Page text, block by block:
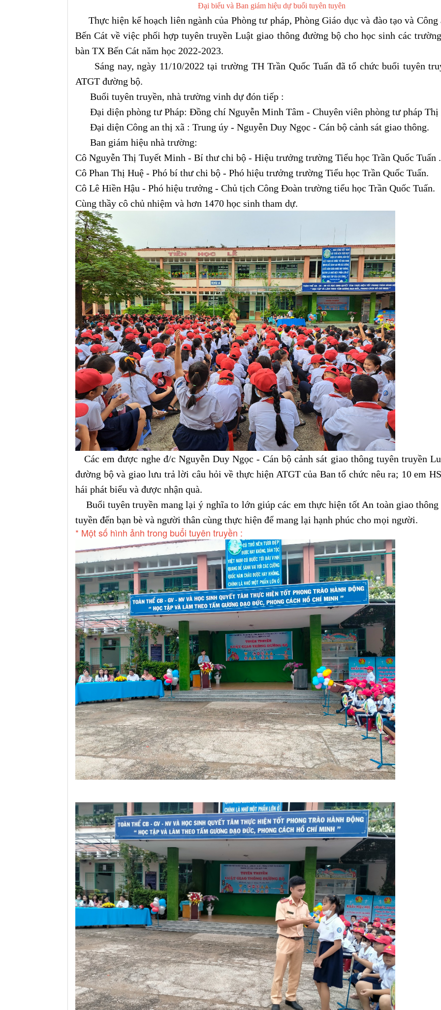
Đại biểu và Ban giám hiệu dự buổi tuyên tuyên
Thực hiện kế hoạch liên ngành của Phòng tư pháp, Phòng Giáo dục và đào tạo và Công
Bến Cát về việc phối hợp tuyên truyền Luật giao thông đường bộ cho học sinh các
bàn TX Bến Cát năm học 2022-2023.
Sáng nay, ngày 11/10/2022 tại trường TH Trần Quốc Tuấn đã tổ chức buổi tuyên
ATGT đường bộ.
Buổi tuyên truyền, nhà trường vinh dự đón tiếp :
Đại diện phòng tư Pháp: Đồng chí Nguyễn Minh Tâm - Chuyên viên phòng tư pháp Thị
Đại diện Công an thị xã : Trung úy - Nguyễn Duy Ngọc - Cán bộ cảnh sát giao thông.
Ban giám hiệu nhà trường:
Cô Nguyễn Thị Tuyết Minh - Bí thư chi bộ - Hiệu trưởng trường Tiểu học Trần Quốc Tuấn .
Cô Phan Thị Huệ - Phó bí thư chi bộ - Phó hiệu trưởng trường Tiểu học Trần Quốc Tuấn.
Cô Lê Hiền Hậu - Phó hiệu trưởng - Chủ tịch Công Đoàn trường tiểu học Trần Quốc Tuấn.
Cùng thầy cô chủ nhiệm và hơn 1470 học sinh tham dự.
Các em được nghe đ/c Nguyễn Duy Ngọc - Cán bộ cảnh sát giao thông tuyên truyền
đường bộ và giao lưu trả lời câu hỏi về thực hiện ATGT của Ban tổ chức nêu ra; 10 em
hái phát biểu và được nhận quà.
Buổi tuyên truyền mang lại ý nghĩa to lớn giúp các em thực hiện tốt An toàn giao thông
tuyền đến bạn bè và người thân cùng thực hiện để mang lại hạnh phúc cho mọi người.
* Một số hình ảnh trong buổi tuyên truyền :